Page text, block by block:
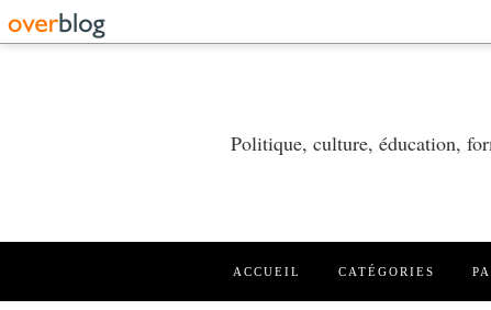
Politique, culture, éducation,
ACCUEIL CATÉGORIES